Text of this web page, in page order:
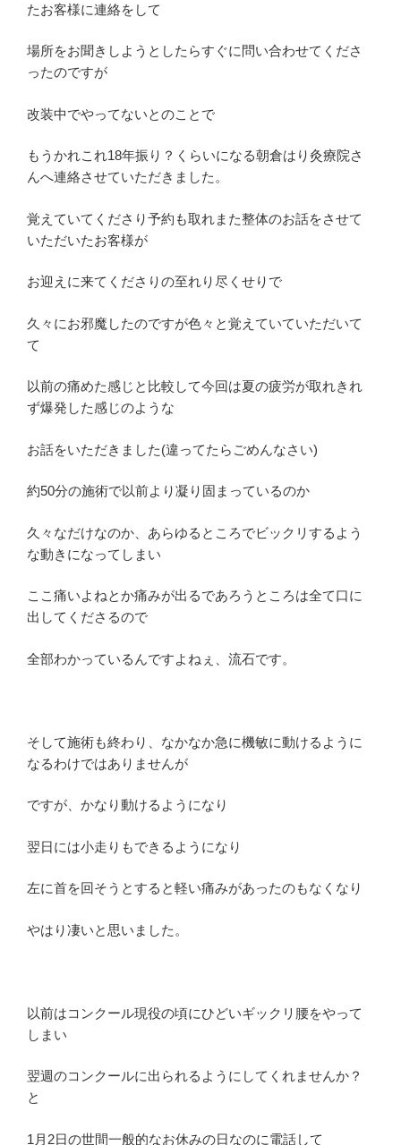
たお客様に連絡をして
場所をお聞きしようとしたらすぐに問い合わせてくださ
ったのですが
改装中でやってないとのことで
もうかれこれ18年振り？くらいになる朝倉はり灸療院さ
んへ連絡させていただきました。
覚えていてくださり予約も取れまた整体のお話をさせて
いただいたお客様が
お迎えに来てくださりの至れり尽くせりで
久々にお邪魔したのですが色々と覚えていていただいて
て
以前の痛めた感じと比較して今回は夏の疲労が取れきれ
ず爆発した感じのような
お話をいただきました(違ってたらごめんなさい)
約50分の施術で以前より凝り固まっているのか
久々なだけなのか、あらゆるところでビックリするよう
な動きになってしまい
ここ痛いよねとか痛みが出るであろうところは全て口に
出してくださるので
全部わかっているんですよねぇ、流石です。
そして施術も終わり、なかなか急に機敏に動けるように
なるわけではありませんが
ですが、かなり動けるようになり
翌日には小走りもできるようになり
左に首を回そうとすると軽い痛みがあったのもなくなり
やはり凄いと思いました。
以前はコンクール現役の頃にひどいギックリ腰をやって
しまい
翌週のコンクールに出られるようにしてくれませんか？
と
1月2日の世間一般的なお休みの日なのに電話して